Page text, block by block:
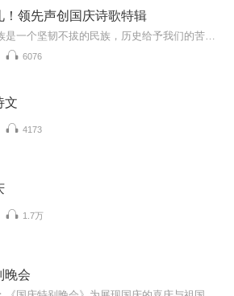
！领先声创国庆诗歌特辑
6076
文
4173
1.7万
晚会